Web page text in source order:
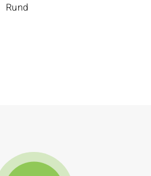
Rund